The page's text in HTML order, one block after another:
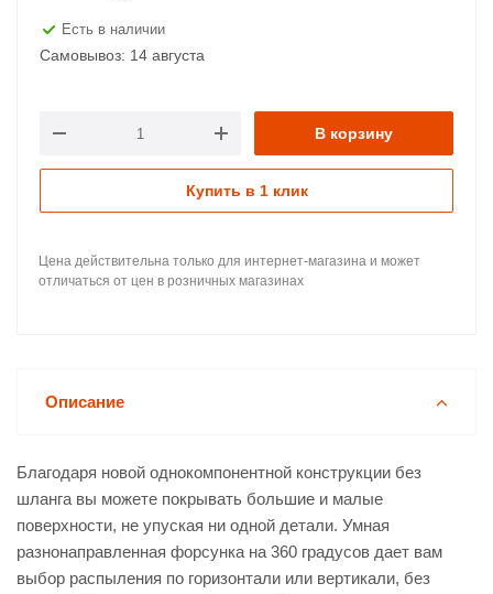
Есть в наличии
Самовывоз: 14 августа
В корзину
Купить в 1 клик
Цена действительна только для интернет-магазина и может
отличаться от цен в розничных магазинах
Описание
Благодаря новой однокомпонентной конструкции без
шланга вы можете покрывать большие и малые
поверхности, не упуская ни одной детали. Умная
разнонаправленная форсунка на 360 градусов дает вам
выбор распыления по горизонтали или вертикали, без